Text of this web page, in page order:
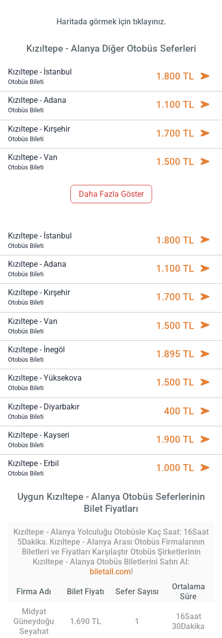
Haritada görmek için tıklayınız.
Kızıltepe - Alanya Diğer Otobüs Seferleri
Kızıltepe - İstanbul
Otobüs Bileti 1.800 TL
Kızıltepe - Adana
Otobüs Bileti 1.100 TL
Kızıltepe - Kırşehir
Otobüs Bileti 1.700 TL
Kızıltepe - Van
Otobüs Bileti 1.500 TL
Daha Fazla Göster
Kızıltepe - İstanbul
Otobüs Bileti 1.800 TL
Kızıltepe - Adana
Otobüs Bileti 1.100 TL
Kızıltepe - Kırşehir
Otobüs Bileti 1.700 TL
Kızıltepe - Van
Otobüs Bileti 1.500 TL
Kızıltepe - İnegöl
Otobüs Bileti 1.895 TL
Kızıltepe - Yüksekova
Otobüs Bileti 1.500 TL
Kızıltepe - Diyarbakır
Otobüs Bileti 400 TL
Kızıltepe - Kayseri
Otobüs Bileti 1.900 TL
Kızıltepe - Erbil
Otobüs Bileti 1.000 TL
Uygun Kızıltepe - Alanya Otobüs Seferlerinin
Bilet Fiyatları
Kızıltepe - Alanya Yolculuğu Otobüsle Kaç Saat: 16Saat
5Dakika. Kızıltepe - Alanya Arası Otobüs Firmalarının
Biletleri ve Fiyatları Karşılaştır Otobüs Şirketlerinin
Kızıltepe - Alanya Otobüs Biletlerini Satın Al:
biletall.com!
Firma Adı Bilet Fiyatı Sefer Sayısı
Ortalama
Süre
Midyat
Güneydoğu
Seyahat
1.690 TL 1
16Saat
30Dakika